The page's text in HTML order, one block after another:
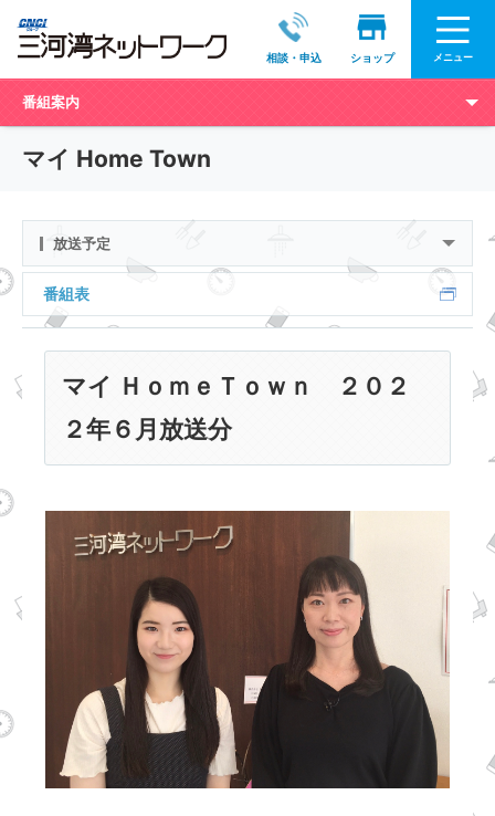
相談・申込 ショップ メニュー
番組案内
マイ Home Town
放送予定
番組表
マイ ＨｏｍｅＴｏｗｎ ２０２
２年６月放送分